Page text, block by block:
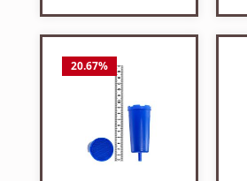
20.67%